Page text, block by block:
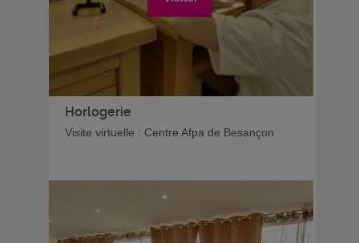
Horlogerie
Visite virtuelle : Centre Afpa de Besançon